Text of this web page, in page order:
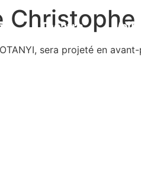
Théâtre
sera projeté en